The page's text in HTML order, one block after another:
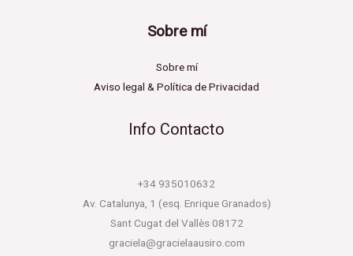
Sobre mí
Sobre mí
Aviso legal & Política de Privacidad
Info Contacto
+34 935010632
Av. Catalunya, 1 (esq. Enrique Granados)
Sant Cugat del Vallès 08172
graciela@gracielaausiro.com